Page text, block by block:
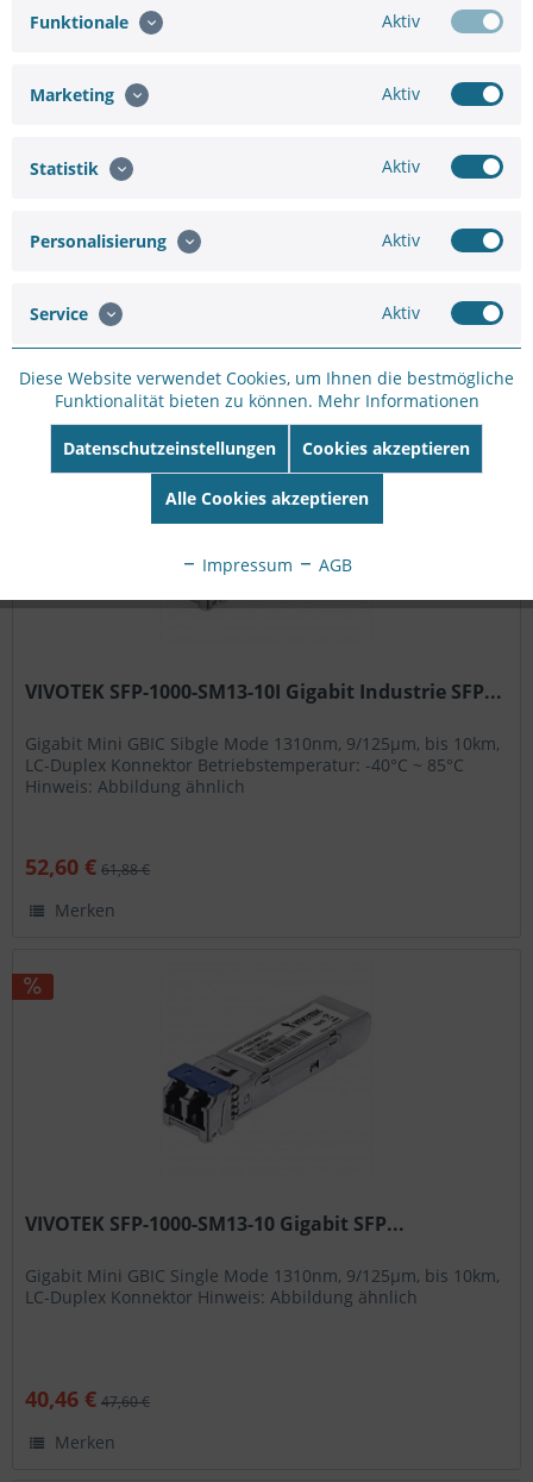
VIVOTEK SFP-1000-CPTX-X1I Gigabit Industrie SFP...
-40°C bis 85°C
115,31 €
Merken
VIVOTEK SFP-1000-SM13-10I Gigabit Industrie SFP...
Gigabit Mini GBIC Sibgle Mode 1310nm, 9/125μm, bis 10km,
LC-Duplex Konnektor Betriebstemperatur: -40°C ~ 85°C
Hinweis: Abbildung ähnlich
52,60 € 61,88 €
Merken
VIVOTEK SFP-1000-SM13-10 Gigabit SFP...
Gigabit Mini GBIC Single Mode 1310nm, 9/125μm, bis 10km,
LC-Duplex Konnektor Hinweis: Abbildung ähnlich
40,46 € 47,60 €
Merken
Funktionale Aktiv
Marketing Aktiv
Statistik Aktiv
Personalisierung Aktiv
Service Aktiv
Diese Website verwendet Cookies, um Ihnen die bestmögliche
Funktionalität bieten zu können. Mehr Informationen
Datenschutzeinstellungen Cookies akzeptieren
Alle Cookies akzeptieren
Impressum AGB